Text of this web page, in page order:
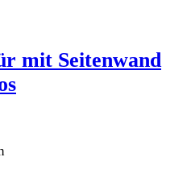
mit Seitenwand